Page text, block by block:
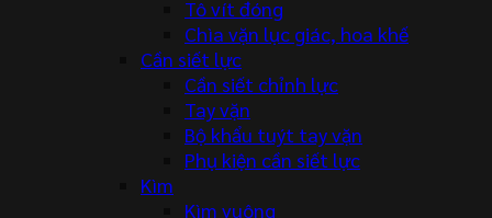
Tô vít đóng
Chìa vặn lục giác, hoa khế
Cần siết lực
Cần siết chỉnh lực
Tay vặn
Bộ khẩu tuýt tay vặn
Phụ kiện cần siết lực
Kìm
Kìm vuông